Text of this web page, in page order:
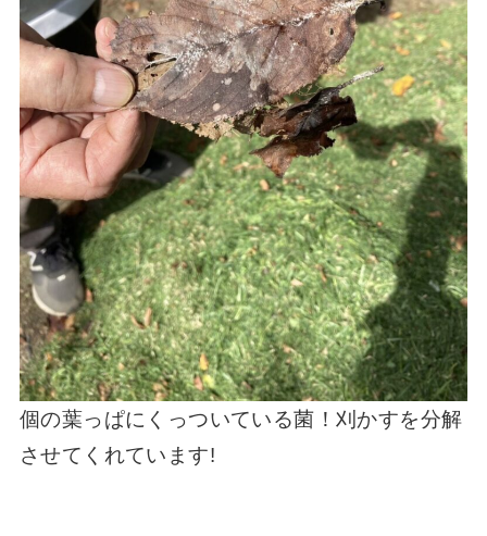
個の葉っぱにくっついている菌！刈かすを分解
させてくれています!